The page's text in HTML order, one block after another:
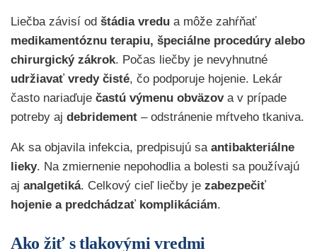
Liečba závisí od štádia vredu a môže zahŕňať
medikamentóznu terapiu, špeciálne procedúry alebo
chirurgický zákrok. Počas liečby je nevyhnutné
udržiavať vredy čisté, čo podporuje hojenie. Lekár
často nariaďuje častú výmenu obväzova v prípade
potreby aj debridement – odstránenie mŕtveho tkaniva.
Ak sa objavila infekcia, predpisujú sa antibakteriálne
lieky. Na zmiernenie nepohodlia a bolesti sa používajú
aj analgetiká. Celkový cieľ liečby je zabezpečiť
hojenie a predchádzať komplikáciám.
Ako žiť s tlakovými vredmi